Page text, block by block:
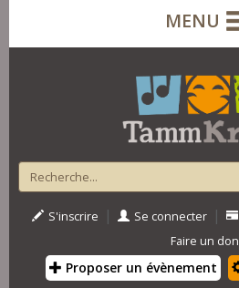
MENU
S'inscrire | Se connecter |
Faire un don
Proposer un évènement